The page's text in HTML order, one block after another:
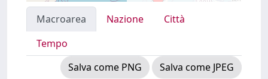
Macroarea Nazione
Città
Tempo
Salva come PNG
Salva come JPEG